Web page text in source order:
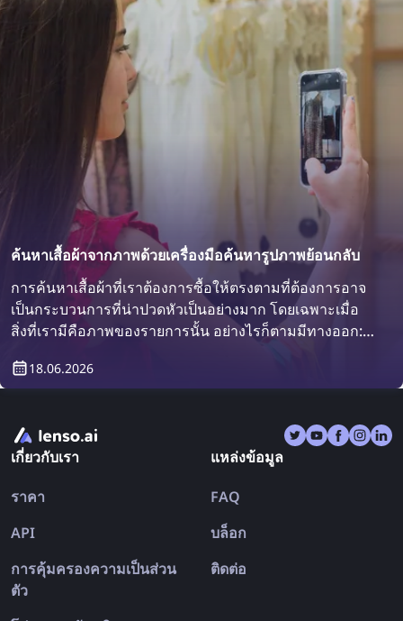
ค้นหาเสื้อผ้าจากภาพด้วยเครื่องมือค้นหารูปภาพย้อนกลับ
การค้นหาเสื้อผ้าที่เราต้องการซื้อให้ตรงตามที่ต้องการอาจ
เป็นกระบวนการที่น่าปวดหัวเป็นอย่างมาก โดยเฉพาะเมื่อ
สิ่งที่เรามีคือภาพของรายการนั้น อย่างไรก็ตามมีทางออก:
จากการค้นหารูปภาพย้อนกลับ
18.06.2026
เกี่ยวกับเรา
ราคา
API
การคุ้มครองความเป็นส่วน
ตัว
แหล่งข้อมูล
FAQ
บล็อก
ติดต่อ